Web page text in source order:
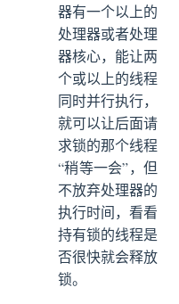
器有一个以上的
处理器或者处理
器核心，能让两
个或以上的线程
同时并行执行，
就可以让后面请
求锁的那个线程
“稍等一会”，但
不放弃处理器的
执行时间，看看
持有锁的线程是
否很快就会释放
锁。